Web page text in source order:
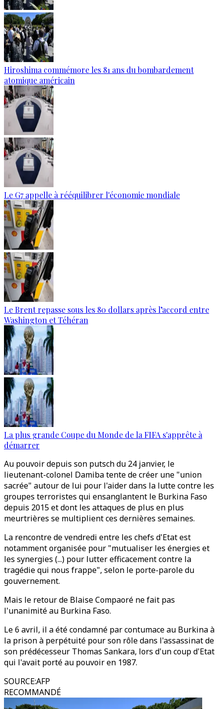
Hiroshima commémore les 81 ans du bombardement
atomique américain
Le G7 appelle à rééquilibrer l'économie mondiale
Le Brent repasse sous les 80 dollars après l’accord entre
Washington et Téhéran
La plus grande Coupe du Monde de la FIFA s'apprête à
démarrer
Au pouvoir depuis son putsch du 24 janvier, le
lieutenant-colonel Damiba tente de créer une "union
sacrée" autour de lui pour l'aider dans la lutte contre les
groupes terroristes qui ensanglantent le Burkina Faso
depuis 2015 et dont les attaques de plus en plus
meurtrières se multiplient ces dernières semaines.
La rencontre de vendredi entre les chefs d'Etat est
notamment organisée pour "mutualiser les énergies et
les synergies (...) pour lutter efficacement contre la
tragédie qui nous frappe", selon le porte-parole du
gouvernement.
Mais le retour de Blaise Compaoré ne fait pas
l'unanimité au Burkina Faso.
Le 6 avril, il a été condamné par contumace au Burkina à
la prison à perpétuité pour son rôle dans l'assassinat de
son prédécesseur Thomas Sankara, lors d'un coup d'Etat
qui l'avait porté au pouvoir en 1987.
SOURCE:AFP
RECOMMANDÉ